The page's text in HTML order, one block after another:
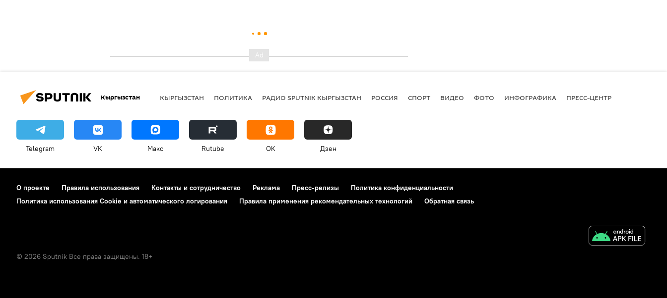
Кыргызстан КЫРГЫЗСТАН ПОЛИТИКА РАДИО SPUTNIK КЫРГЫЗСТАН РОССИЯ СПОРТ ВИДЕО ФОТО ИНФОГРАФИКА ПРЕСС-ЦЕНТР
Telegram VK Макс Rutube OK Дзен
О проекте Правила использования Контакты и сотрудничество Реклама Пресс-релизы
Политика конфиденциальности
Политика использования Cookie и автоматического логирования
Правила применения рекомендательных технологий Обратная связь
© 2026 Sputnik Все права защищены. 18+